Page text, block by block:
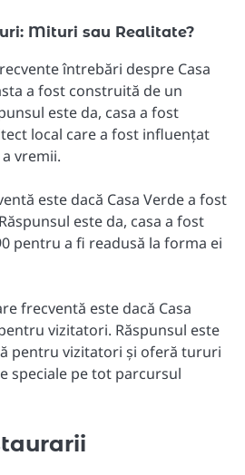
Mituri sau Realitate?
întrebări despre Casa
a fost construită de un
este da, casa a fost
local care a fost influențat
vremii.
este dacă Casa Verde a fost
este da, casa a fost
pentru a fi readusă la forma ei
frecventă este dacă Casa
vizitatori. Răspunsul este
pentru vizitatori și oferă tururi
speciale pe tot parcursul